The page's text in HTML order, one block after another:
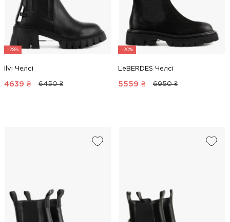
-28%
Ilvi Челсі
4639 ₴ 6450 ₴
-20%
LeBERDES Челсі
5559 ₴ 6950 ₴